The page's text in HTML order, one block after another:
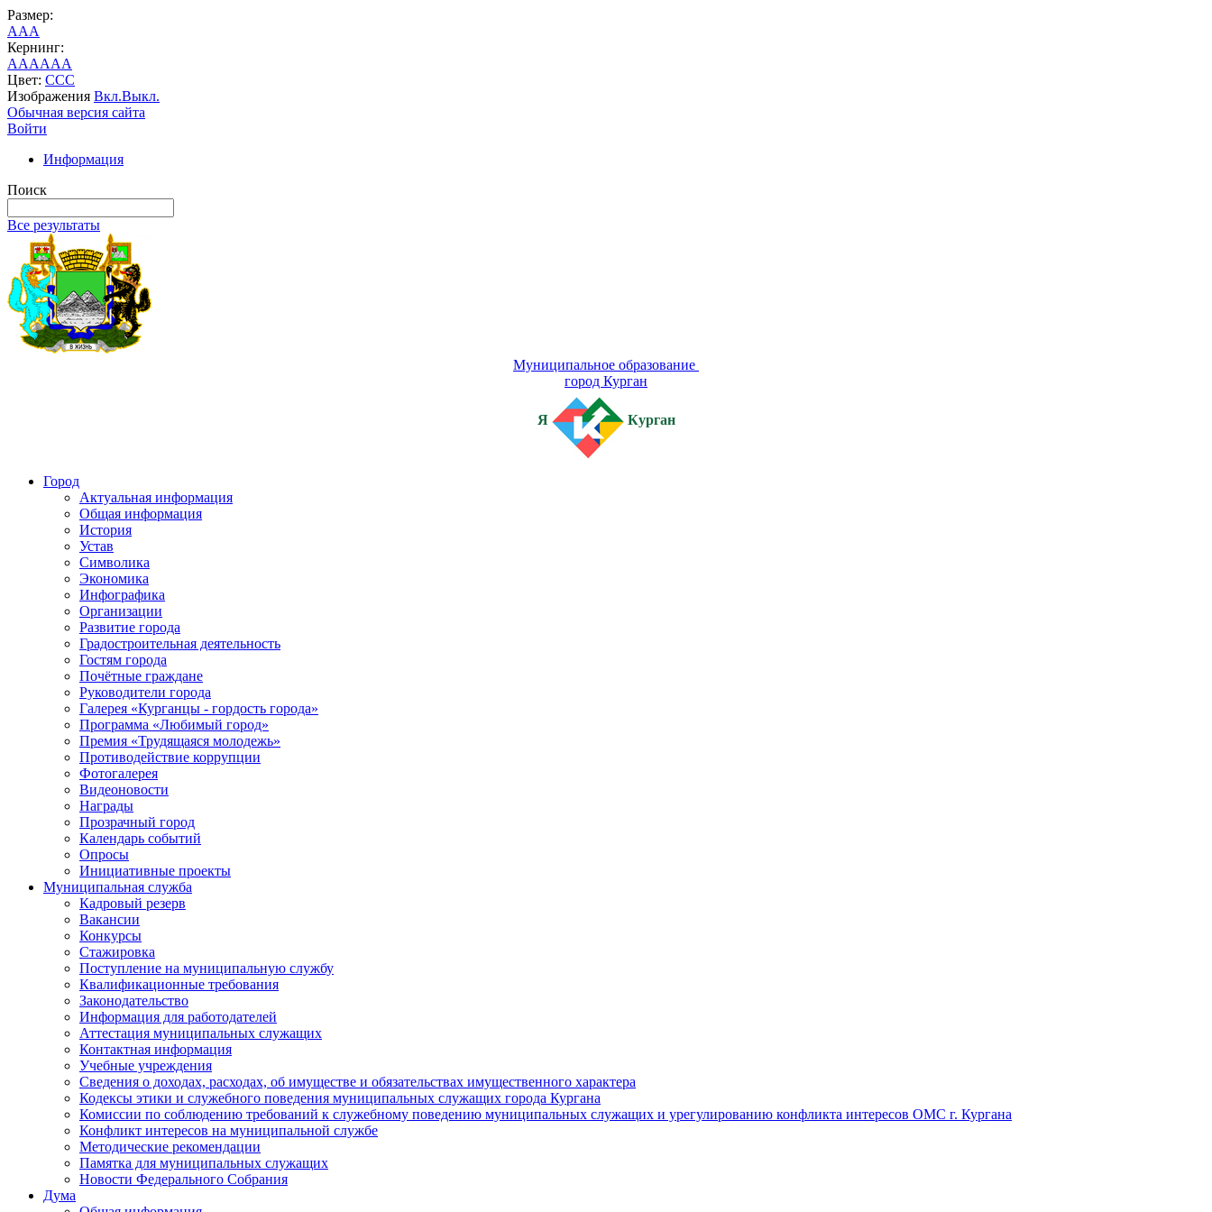
Размер:
AAA
Кернинг:
AAAAAA
Цвет: CCC
Изображения Вкл.Выкл.
Обычная версия сайта
Войти
Информация
Поиск
Все результаты
Муниципальное образование
город Курган
Я Курган
Город
Актуальная информация
Общая информация
История
Устав
Символика
Экономика
Инфографика
Организации
Развитие города
Градостроительная деятельность
Гостям города
Почётные граждане
Руководители города
Галерея «Курганцы - гордость города»
Программа «Любимый город»
Премия «Трудящаяся молодежь»
Противодействие коррупции
Фотогалерея
Видеоновости
Награды
Прозрачный город
Календарь событий
Опросы
Инициативные проекты
Муниципальная служба
Кадровый резерв
Вакансии
Конкурсы
Стажировка
Поступление на муниципальную службу
Квалификационные требования
Законодательство
Информация для работодателей
Аттестация муниципальных служащих
Контактная информация
Учебные учреждения
Сведения о доходах, расходах, об имуществе и обязательствах имущественного характера
Кодексы этики и служебного поведения муниципальных служащих города Кургана
Комиссии по соблюдению требований к служебному поведению муниципальных служащих и урегулированию конфликта интересов ОМС г. Кургана
Конфликт интересов на муниципальной службе
Методические рекомендации
Памятка для муниципальных служащих
Новости Федерального Cобрания
Дума